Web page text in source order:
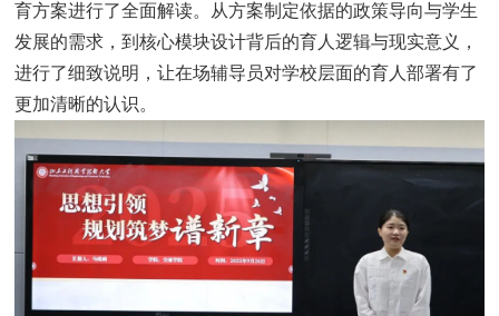
育方案进行了全面解读。从方案制定依据的政策导向与学生
发展的需求，到核心模块设计背后的育人逻辑与现实意义，
进行了细致说明，让在场辅导员对学校层面的育人部署有了
更加清晰的认识。